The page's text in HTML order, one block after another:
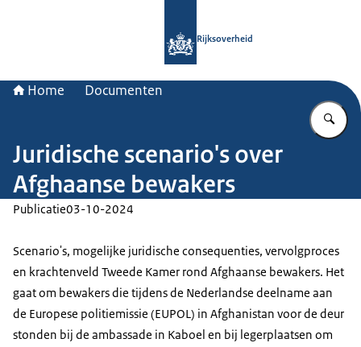
Rijksoverheid
Home Documenten
Juridische scenario's over
Afghaanse bewakers
Publicatie03-10-2024
Scenario's, mogelijke juridische consequenties, vervolgproces
en krachtenveld Tweede Kamer rond Afghaanse bewakers. Het
gaat om bewakers die tijdens de Nederlandse deelname aan
de Europese politiemissie (EUPOL) in Afghanistan voor de deur
stonden bij de ambassade in Kaboel en bij legerplaatsen om